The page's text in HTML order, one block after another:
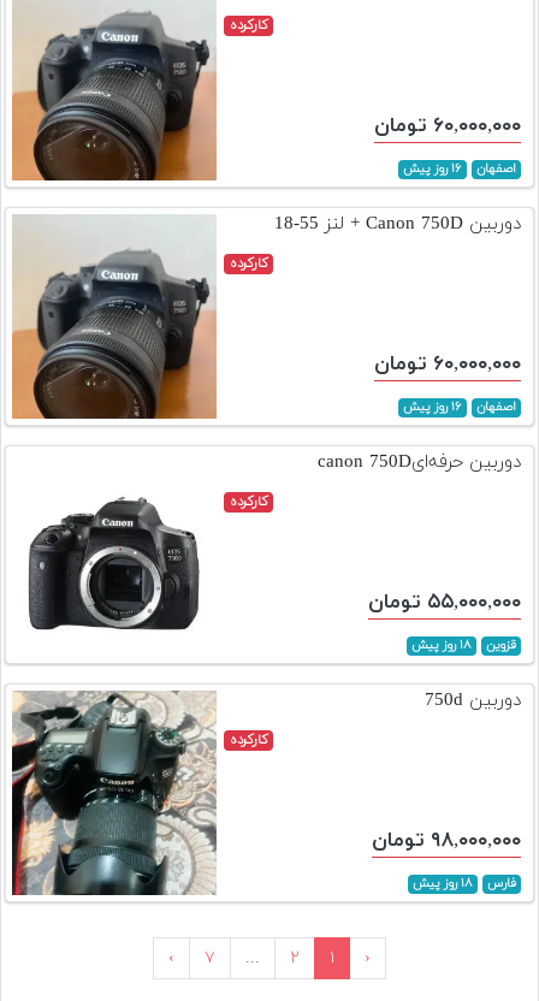
کارکرده
۶۰,۰۰۰,۰۰۰ تومان
اصفهان ۱۶ روز پیش
دوربین Canon 750D + لنز 55-18
کارکرده
۶۰,۰۰۰,۰۰۰ تومان
اصفهان ۱۶ روز پیش
دوربین حرفه‌ایcanon 750D
کارکرده
۵۵,۰۰۰,۰۰۰ تومان
قزوین ۱۸ روز پیش
دوربین 750d
کارکرده
۹۸,۰۰۰,۰۰۰ تومان
فارس ۱۸ روز پیش
‹ ۱ ۲ ... ۷ ›